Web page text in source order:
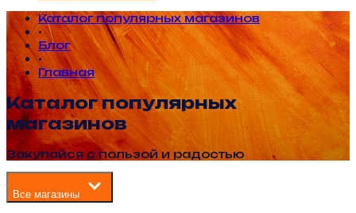
Каталог популярных магазинов
•
Блог
•
Главная
Каталог популярных
магазинов
Закупайся с пользой и радостью
Все магазины